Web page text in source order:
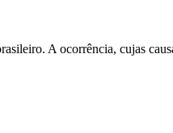
A ocorrência, cujas